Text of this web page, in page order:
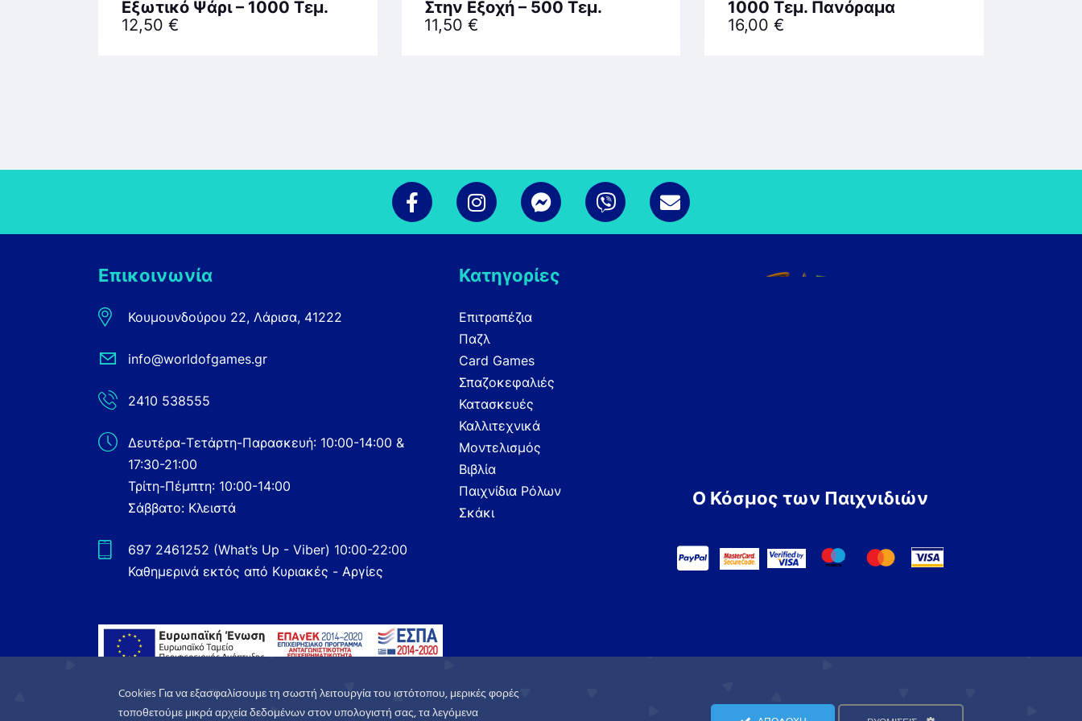
Εξωτικό Ψάρι – 1000 Τεμ.
12,50 €
Στην Εξοχή – 500 Τεμ.
11,50€
1000 Τεμ. Πανόραμα
16,00€
Επικοινωνία
Κουμουνδούρου 22, Λάρισα, 41222
info@worldofgames.gr
2410 538555
Δευτέρα-Τετάρτη-Παρασκευή: 10:00-14:00 &
17:30-21:00
Τρίτη-Πέμπτη: 10:00-14:00
Σάββατο: Κλειστά
697 2461252 (What’s Up - Viber) 10:00-22:00
Καθημερινά εκτός από Κυριακές - Αργίες
Κατηγορίες
Επιτραπέζια
Παζλ
Card Games
Σπαζοκεφαλιές
Κατασκευές
Καλλιτεχνικά
Μοντελισμός
Βιβλία
Παιχνίδια Ρόλων
Σκάκι
Ο Κόσμος των Παιχνιδιών
Cookies Για να εξασφαλίσουμε τη σωστή λειτουργία του ιστότοπου, μερικές φορές
τοποθετούμε μικρά αρχεία δεδομένων στον υπολογιστή σας, τα λεγόμενα